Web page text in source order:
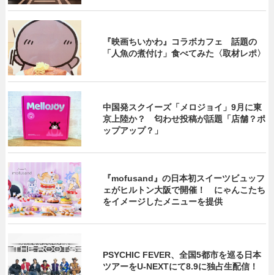
『映画ちいかわ』コラボカフェ 話題の
「人魚の煮付け」食べてみた〈取材レポ〉
中国発スクイーズ「メロジョイ」9月に東
京上陸か？ 匂わせ投稿が話題「店舗？ポ
ップアップ？」
『mofusand』の日本初スイーツビュッフ
ェがヒルトン大阪で開催！ にゃんこたち
をイメージしたメニューを提供
PSYCHIC FEVER、全国5都市を巡る日本
ツアーをU‐NEXTにて8.9に独占生配信！